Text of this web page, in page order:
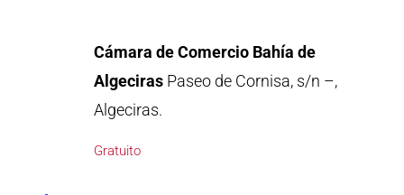
Cámara de Comercio Bahía de
Algeciras Paseo de Cornisa, s/n –,
Algeciras.
Gratuito